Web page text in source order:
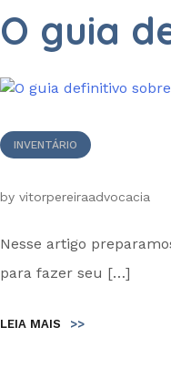
O guia
INVENTÁRIO
by vitorpereiraadvocacia
Nesse artigo
para fazer seu […]
LEIA MAIS >>